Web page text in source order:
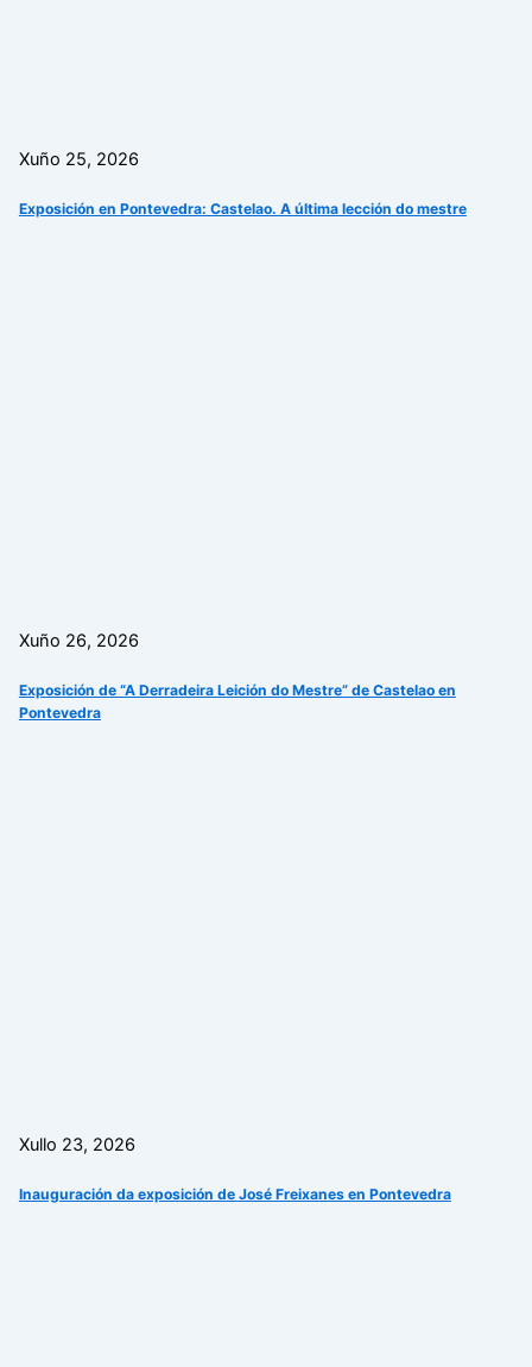
Xuño 25, 2026
Exposición en Pontevedra: Castelao. A última lección do mestre
Xuño 26, 2026
Exposición de “A Derradeira Leición do Mestre” de Castelao en
Pontevedra
Xullo 23, 2026
Inauguración da exposición de José Freixanes en Pontevedra